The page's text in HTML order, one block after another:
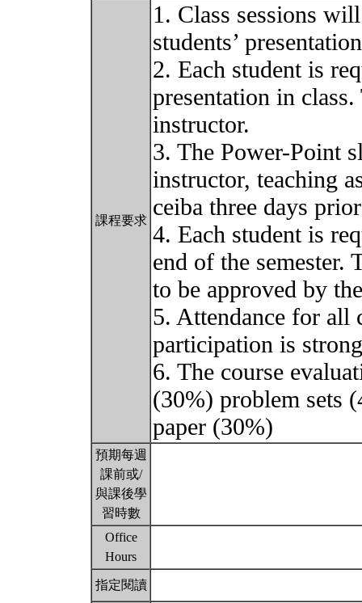
課程要求
1. Class sessions
students’
2. Each student is
presentation in
instructor.
3. The Power-Point
instructor, teaching
ceiba three days
4. Each student is
end of the semester.
to be approved by
5. Attendance for all
participation is
6. The course
(30%) problem sets
paper (30%)
預期每週
課前或/
與課後學
習時數
Office
Hours
指定閱讀